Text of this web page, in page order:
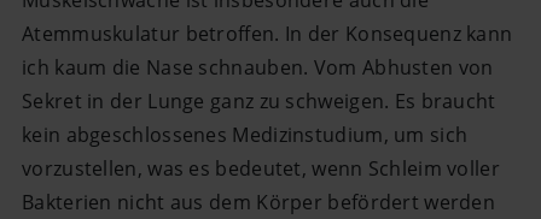
Atemmuskulatur betroffen. In der Konsequenz kann
ich kaum die Nase schnauben. Vom Abhusten von
Sekret in der Lunge ganz zu schweigen. Es braucht
kein abgeschlossenes Medizinstudium, um sich
vorzustellen, was es bedeutet, wenn Schleim voller
Bakterien nicht aus dem Körper befördert werden